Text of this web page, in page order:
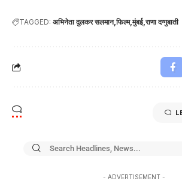
TAGGED: अभिनेता दुलकर सलमान फिल्म मुंबई राणा दग्गुबाती
- ADVERTISEMENT -